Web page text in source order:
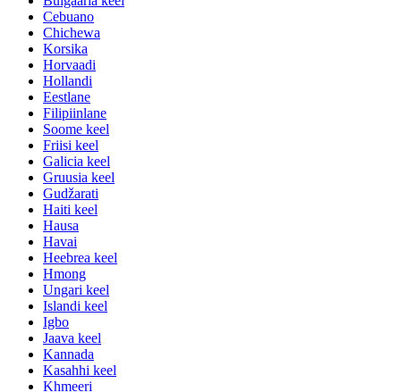
Cebuano
Chichewa
Korsika
Horvaadi
Hollandi
Eestlane
Filipiinlane
Soome keel
Friisi keel
Galicia keel
Gruusia keel
Gudžarati
Haiti keel
Hausa
Havai
Heebrea keel
Hmong
Ungari keel
Islandi keel
Igbo
Jaava keel
Kannada
Kasahhi keel
Khmeeri